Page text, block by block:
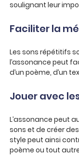
soulignant leur
Faciliter la
Les sons répétitifs
l’assonance peut
d’un poème, d’un
Jouer avec
L’assonance peut
sons et de créer
style peut ainsi
poème ou tout